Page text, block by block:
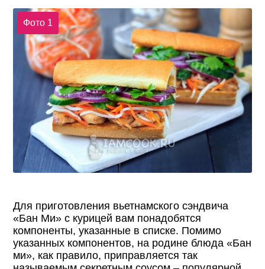
Фото 1
Для приготовления вьетнамского сэндвича
«Бан Ми» с курицей вам понадобятся
компоненты, указанные в списке. Помимо
указанных компонентов, на родине блюда «Бан
ми», как правило, приправляется так